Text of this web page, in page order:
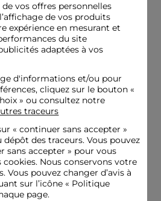
en cycle délicat pour préserver les
à sec et l'utilisation du sèche-linge
Pour le repassage : effectuez-le à
110°) sans utiliser de vapeur,
261-PAGMA
femme
femme rouge
vos offres personnelles
de vos produits
expérience en mesurant et
du site
adaptées à vos
d'informations et/ou pour
cliquez sur le bouton «
» ou consultez notre
traceurs
« continuer sans accepter»
des traceurs. Vous pouvez
sans accepter » pour vous
Nous conservons votre
Vous pouvez changer d’avis à
sur l’icône « Politique
page.